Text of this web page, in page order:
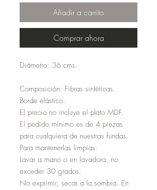
Añadir a carrito
Comprar ahora
Diámetro: 36 cms.
Composición: Fibras sintéticas.
Borde elástico.
El precio no incluye el plato MDF.
El pedido mínimo es de 4 piezas
para cualquiera de nuestras fundas.
Para mantenerlas limpias:
Lavar a mano o en lavadora, no
exceder 30 grados.
No exprimir, secar a la sombra. En